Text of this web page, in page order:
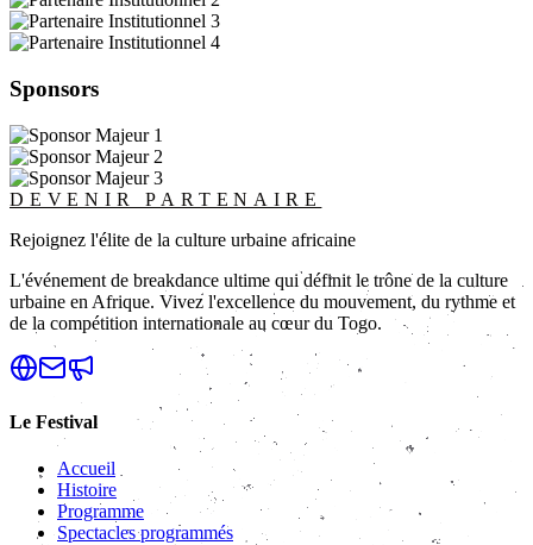
Sponsors
DEVENIR PARTENAIRE
Rejoignez l'élite de la culture urbaine africaine
L'événement de breakdance ultime qui définit le trône de la culture
urbaine en Afrique. Vivez l'excellence du mouvement, du rythme et
de la compétition internationale au cœur du Togo.
Le Festival
Accueil
Histoire
Programme
Spectacles programmés